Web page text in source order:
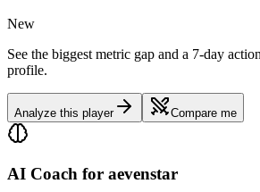
New
See the biggest metric gap and a 7-day
profile.
Analyze this player Compare me
AI Coach for aevenstar